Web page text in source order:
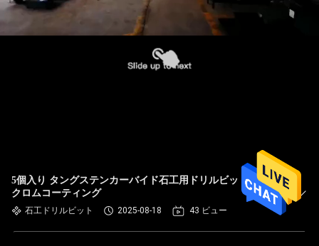
5個入り タングステンカーバイド石工用ドリルビットセット
クロムコーティング
石工ドリルビット 2025-08-18 43 ビュー